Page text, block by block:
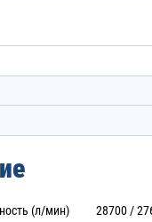
(л/мин) 28700 /